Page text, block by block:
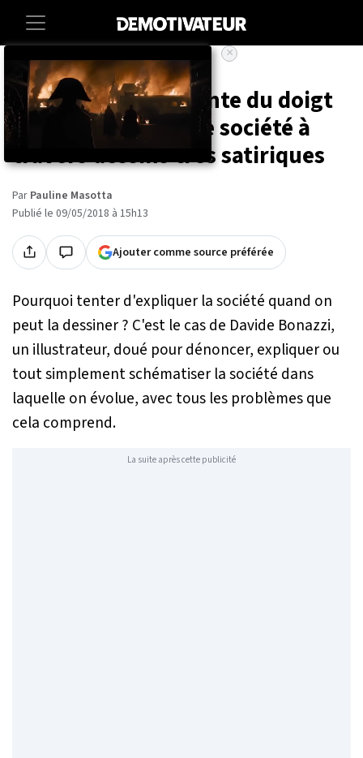
Accueil Art-photographie
Cet illustrateur pointe du doigt
les dérives de notre société à
travers dessins très satiriques
Par Pauline Masotta
Publié le 09/05/2018 à 15h13
Ajouter comme source préférée
Pourquoi tenter d'expliquer la société quand on
peut la dessiner ? C'est le cas de Davide Bonazzi,
un illustrateur, doué pour dénoncer, expliquer ou
tout simplement schématiser la société dans
laquelle on évolue, avec tous les problèmes que
cela comprend.
La suite après cette publicité
×